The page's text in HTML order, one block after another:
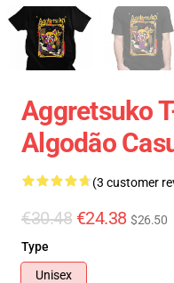
Aggretsuko
Algodão
(3 customer
€30.48 €24.38 $26.50
Type
Unisex